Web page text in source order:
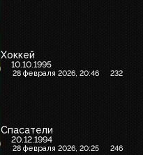
Хоккей
10.10.1995
28 февраля 2026, 20:46 232
Спасатели
20.12.1994
28 февраля 2026, 20:25 246